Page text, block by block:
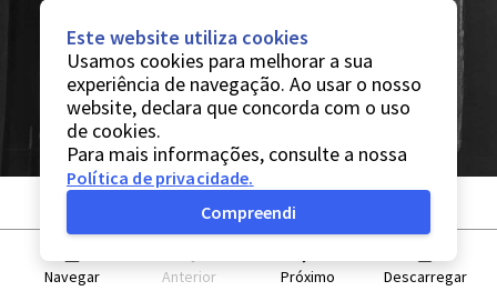
Navegar Anterior Próximo Descarregar
Este website utiliza cookies
Usamos cookies para melhorar a sua
experiência de navegação. Ao usar o nosso
website, declara que concorda com o uso
de cookies.
Para mais informações, consulte a nossa
Política de privacidade.
Compreendi